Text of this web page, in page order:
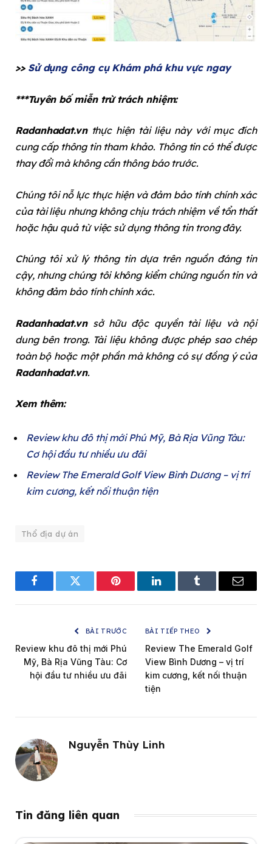
>>Sử dụng công cụ Khám phá khu vực ngay
***Tuyên bố miễn trừ trách nhiệm:
Radanhadat.vnthực hiện tài liệu này với mục đích
cung cấp thông tin tham khảo. Thông tin có thể được
thay đổi mà không cần thông báo trước.
Chúng tôi nỗ lực thực hiện và đảm bảo tính chính xác
của tài liệu nhưng không chịu trách nhiệm về tổn thất
hoặc hậu quả từ việc sử dụng thông tin trong đây.
Chúng tôi xử lý thông tin dựa trên nguồn đáng tin
cậy, nhưng chúng tôi không kiểm chứng nguồn tin và
không đảm bảo tính chính xác.
Radanhadat.vnsở hữu độc quyền tài liệu và nội
dung bên trong. Tài liệu không được phép sao chép
toàn bộ hoặc một phần mà không có sự đồng ý của
Radanhadat.vn.
Xem thêm:
Review khu đô thị mới Phú Mỹ, Bà Rịa Vũng Tàu:
Cơ hội đầu tư nhiều ưu đãi
Review The Emerald Golf View Bình Dương – vị trí
kim cương, kết nối thuận tiện
Thổ địa dự án
FacebookTwitter Pinterest LinkedInTumblr Email
BÀI TRƯỚC
Review khu đô thị mới Phú
Mỹ, Bà Rịa Vũng Tàu: Cơ
hội đầu tư nhiều ưu đãi
BÀI TIẾP THEO
Review The Emerald Golf
View Bình Dương – vị trí
kim cương, kết nối thuận
tiện
Nguyễn Thùy Linh
Tin đăng liên quan